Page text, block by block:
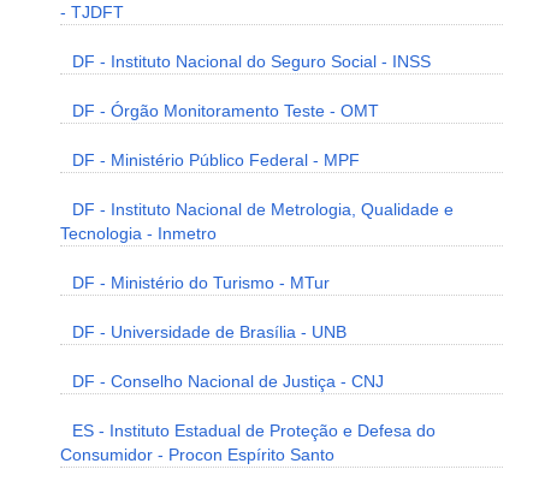
- TJDFT
DF - Instituto Nacional do Seguro Social - INSS
DF - Órgão Monitoramento Teste - OMT
DF - Ministério Público Federal - MPF
DF - Instituto Nacional de Metrologia, Qualidade e
Tecnologia - Inmetro
DF - Ministério do Turismo - MTur
DF - Universidade de Brasília - UNB
DF - Conselho Nacional de Justiça - CNJ
ES - Instituto Estadual de Proteção e Defesa do
Consumidor - Procon Espírito Santo